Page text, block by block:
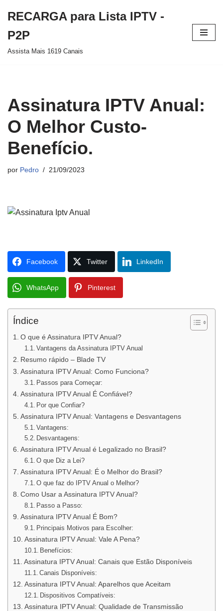
para
o
RECARGA para Lista IPTV -
P2P
Assista Mais 1619 Canais
Assinatura IPTV Anual:
O Melhor Custo-
Benefício.
por Pedro 21/09/2023
Facebook Twitter LinkedIn
WhatsApp Pinterest
Índice
O que é Assinatura IPTV Anual?
Vantagens da Assinatura IPTV Anual
Resumo rápido – Blade TV
Assinatura IPTV Anual: Como Funciona?
Passos para Começar:
Assinatura IPTV Anual É Confiável?
Por que Confiar?
Assinatura IPTV Anual: Vantagens e Desvantagens
Vantagens:
Desvantagens:
Assinatura IPTV Anual é Legalizado no Brasil?
O que Diz a Lei?
Assinatura IPTV Anual: É o Melhor do Brasil?
O que faz do IPTV Anual o Melhor?
Como Usar a Assinatura IPTV Anual?
Passo a Passo:
Assinatura IPTV Anual É Bom?
Principais Motivos para Escolher:
Assinatura IPTV Anual: Vale A Pena?
Benefícios:
Assinatura IPTV Anual: Canais que Estão Disponíveis
Canais Disponíveis:
Assinatura IPTV Anual: Aparelhos que Aceitam
Dispositivos Compatíveis:
Assinatura IPTV Anual: Qualidade de Transmissão